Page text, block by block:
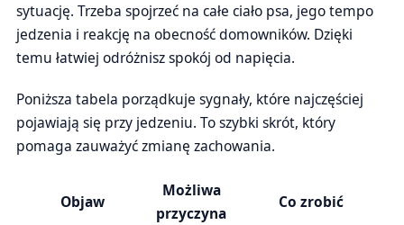
sytuację. Trzeba spojrzeć na całe ciało psa, jego tempo
jedzenia i reakcję na obecność domowników. Dzięki
temu łatwiej odróżnisz spokój od napięcia.
Poniższa tabela porządkuje sygnały, które najczęściej
pojawiają się przy jedzeniu. To szybki skrót, który
pomaga zauważyć zmianę zachowania.
Objaw
Możliwa
przyczyna
Co zrobić